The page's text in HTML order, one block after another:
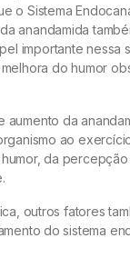
o Sistema
anandamida
importante nessa
do humor
aumento da
ao
da
outros fatores
do sistema